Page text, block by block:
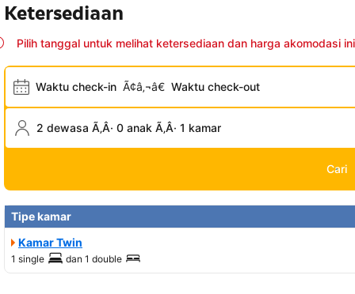
Ketersediaan
Pilih tanggal untuk melihat ketersediaan dan harga akomodasi ini
Waktu check-in Ã¢â‚¬â€ Waktu check-out
2 dewasa Ã‚Â· 0 anak Ã‚Â· 1 kamar
Cari
Tipe kamar
Kamar Twin
1 single dan 1 double